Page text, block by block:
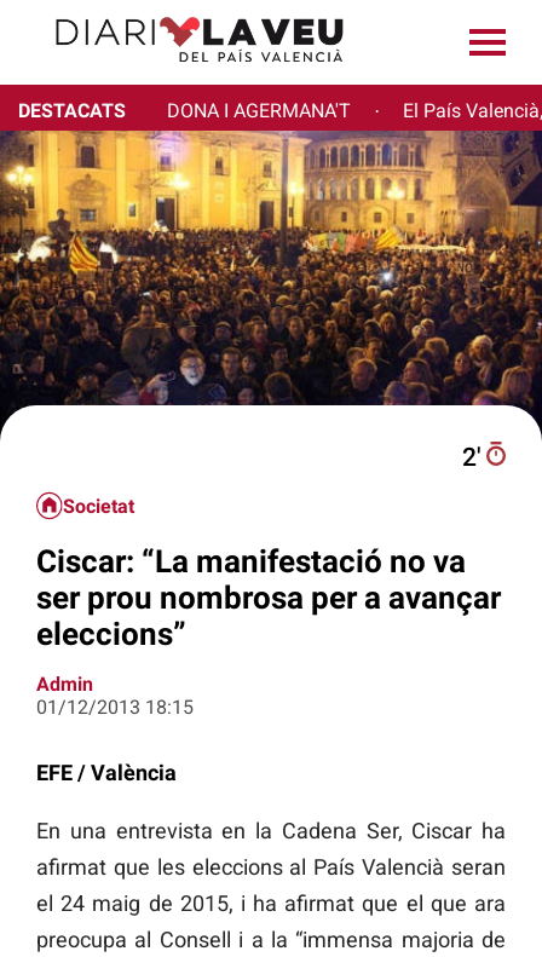
DESTACATS DONA I AGERMANA'T · El País
2′
Societat
Ciscar: “La manifestació no va
ser prou nombrosa per a avançar
eleccions”
Admin
01/12/2013 18:15
EFE / València
En una entrevista en la Cadena Ser, Ciscar ha
afirmat que les eleccions al País Valencià seran
el 24 maig de 2015, i ha afirmat que el que ara
preocupa al Consell i a la “immensa majoria de